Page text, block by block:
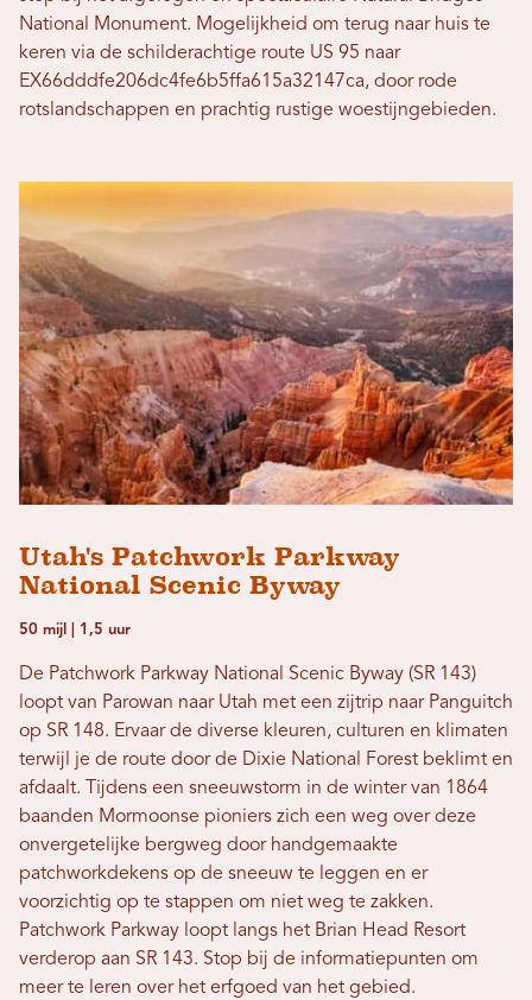
National Monument. Mogelijkheid om terug naar huis te
keren via de schilderachtige route US 95 naar
EX66dddfe206dc4fe6b5ffa615a32147ca, door rode
rotslandschappen en prachtig rustige woestijngebieden.
Utah's Patchwork Parkway
National Scenic Byway
50 mijl | 1,5 uur
De Patchwork Parkway National Scenic Byway (SR 143)
loopt van Parowan naar Utah met een zijtrip naar Panguitch
op SR 148. Ervaar de diverse kleuren, culturen en klimaten
terwijl je de route door de Dixie National Forest beklimt en
afdaalt. Tijdens een sneeuwstorm in de winter van 1864
baanden Mormoonse pioniers zich een weg over deze
onvergetelijke bergweg door handgemaakte
patchworkdekens op de sneeuw te leggen en er
voorzichtig op te stappen om niet weg te zakken.
Patchwork Parkway loopt langs het Brian Head Resort
verderop aan SR 143. Stop bij de informatiepunten om
meer te leren over het erfgoed van het gebied.